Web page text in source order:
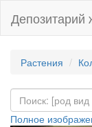
Депозитарий
Растения
Полное